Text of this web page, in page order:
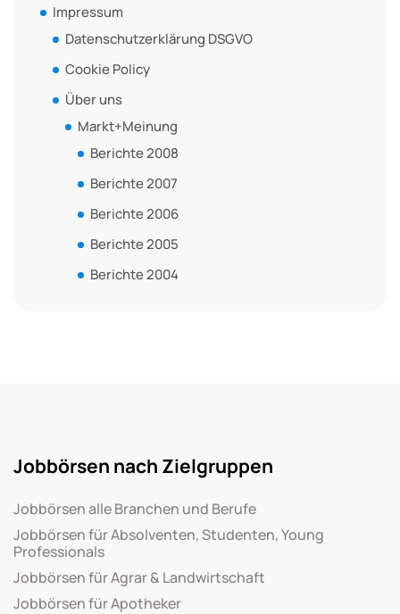
Impressum
Datenschutzerklärung DSGVO
Cookie Policy
Über uns
Markt+Meinung
Berichte 2008
Berichte 2007
Berichte 2006
Berichte 2005
Berichte 2004
Jobbörsen nach Zielgruppen
Jobbörsen alle Branchen und Berufe
Jobbörsen für Absolventen, Studenten, Young
Professionals
Jobbörsen für Agrar & Landwirtschaft
Jobbörsen für Apotheker